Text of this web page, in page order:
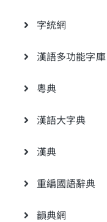
字統網
漢語多功能字庫
粵典
漢語大字典
漢典
重編國語辭典
韻典網